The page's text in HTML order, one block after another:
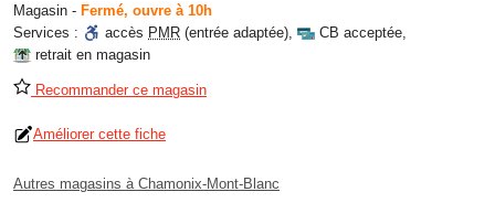
Magasin - Fermé, ouvre à 10h
Services :
accès PMR (entrée adaptée), CB acceptée,
retrait en magasin
Recommander ce magasin
Améliorer cette fiche
Autres magasins à Chamonix-Mont-Blanc